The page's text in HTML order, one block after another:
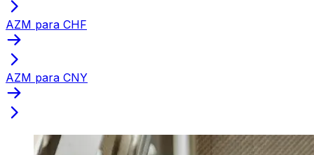
AZM para CHF
AZM para CNY